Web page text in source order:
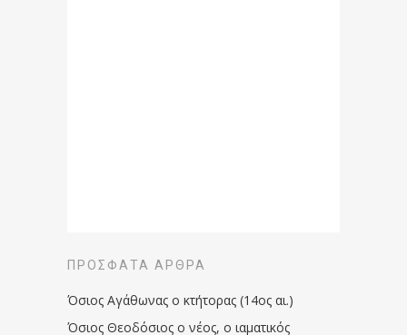
ΠΡΌΣΦΑΤΑ ΆΡΘΡΑ
Όσιος Αγάθωνας ο κτήτορας (14ος αι.)
Όσιος Θεοδόσιος ο νέος, ο ιαματικός